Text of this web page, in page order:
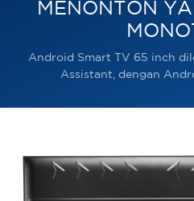
MENONTON
Android Smart TV 65 inch
Assistant, dengan